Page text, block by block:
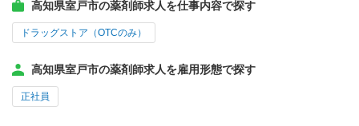
高知県室戸市の薬剤師求人を仕事内容で探す
ドラッグストア（OTCのみ）
高知県室戸市の薬剤師求人を雇用形態で探す
正社員